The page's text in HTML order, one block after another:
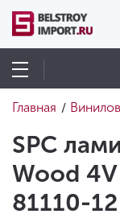
Главная /
SPC
Wood
81110-12